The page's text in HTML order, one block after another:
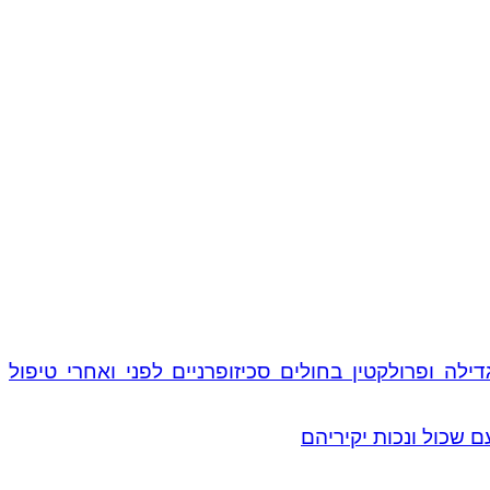
ופרולקטין בחולים סכיזופרניים לפני ואחרי טיפול
ונכות יקיריהם